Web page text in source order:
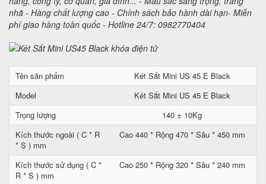
nhã - Hàng chất lượng cao - Chính sách bảo hành dài hạn- Miễn
phí giao hàng toàn quốc - Hotline 24/7: 0982770404
Tên sản phẩm
Két Sắt Mini US 45 E Black
Model
Két Sắt Mini US 45 E Black
Trọng lượng
140 ± 10Kg
Kích thước ngoài ( C * R
* S ) mm
Cao 440 * Rộng 470 * Sâu * 450 mm
Kích thước sử dụng ( C *
R * S ) mm
Cao 250 * Rộng 320 * Sâu * 240 mm